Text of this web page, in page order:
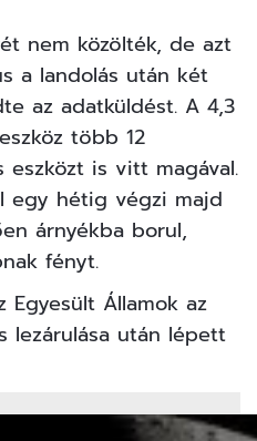
nem közölték, de azt
a landolás után két
az adatküldést. A 4,3
több 12
eszközt is vitt magával.
egy hétig végzi majd
árnyékba borul,
fényt.
Egyesült Államok az
lezárulása után lépett